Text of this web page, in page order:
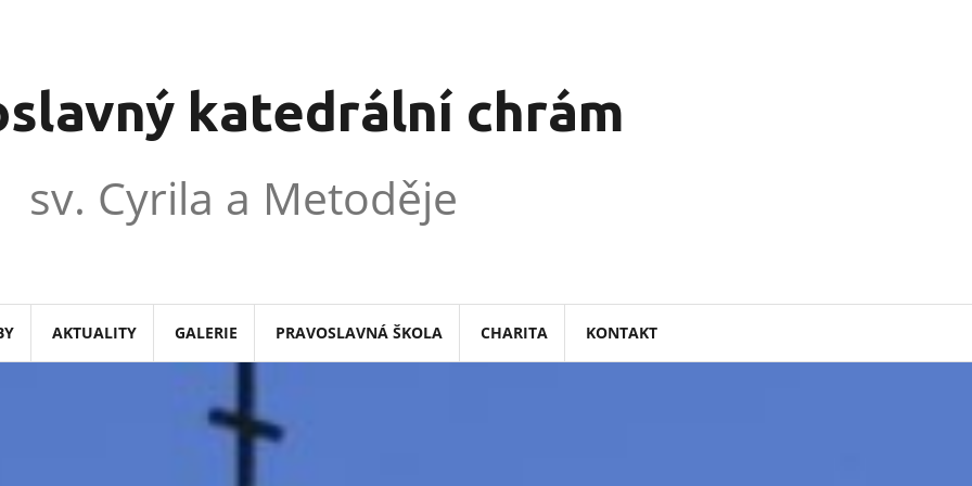
katedrální chrám
sv. Cyrila a Metoděje
AKTUALITY GALERIE PRAVOSLAVNÁ ŠKOLA CHARITA KONTAKT